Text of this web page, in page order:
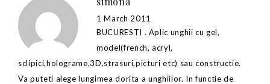
1 March 2011
BUCURESTI . Aplic unghii cu gel,
model(french, acryl,
sclipici,holograme,3D,strasuri,picturi etc) sau constructie.
Va puteti alege lungimea dorita a unghiilor. In functie de